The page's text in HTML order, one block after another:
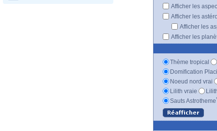
Afficher les
Afficher les
Afficher les
Afficher les
Thème tropical
Domification
Noeud nord vrai
Lilith vraie
Sauts Astrotheme